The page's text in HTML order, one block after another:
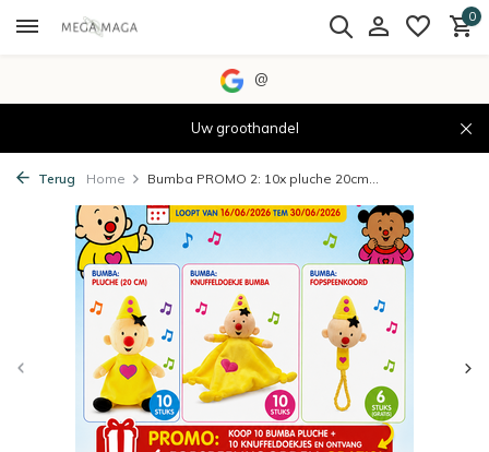
0
@
Uw groothandel
Terug Home Bumba PROMO 2: 10x pluche 20cm...